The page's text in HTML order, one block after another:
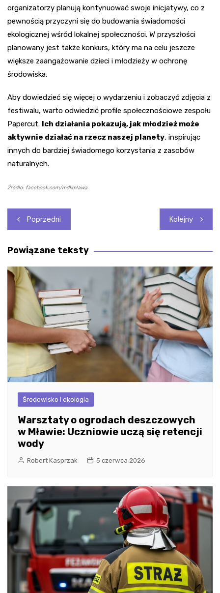
organizatorzy planują kontynuować swoje inicjatywy, co z
pewnością przyczyni się do budowania świadomości
ekologicznej wśród lokalnej społeczności. W przyszłości
planowany jest także konkurs, który ma na celu jeszcze
większe zaangażowanie dzieci i młodzieży w ochronę
środowiska.
Aby dowiedzieć się więcej o wydarzeniu i zobaczyć zdjęcia z
festiwalu, warto odwiedzić profile społecznościowe zespołu
Papercut. Ich działania pokazują, jak młodzież może
aktywnie działać na rzecz naszej planety, inspirując
innych do bardziej świadomego korzystania z zasobów
naturalnych.
Źródło: facebook.com/mdkmlawa
Nawigacja
wpisu
Poprzedni Kolejny
Powiązane teksty
Środowisko i ekologia
Warsztaty o ogrodach deszczowych
w Mławie: Uczniowie uczą się retencji
wody
Robert Kasprzak 5 czerwca 2026